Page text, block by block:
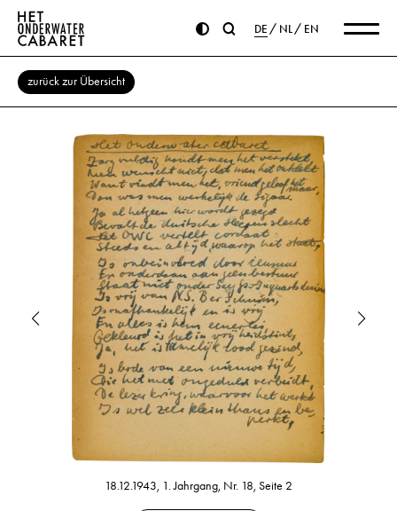
DE NL EN
zurück zur Übersicht
18.12.1943, 1. Jahrgang, Nr. 18, Seite 2